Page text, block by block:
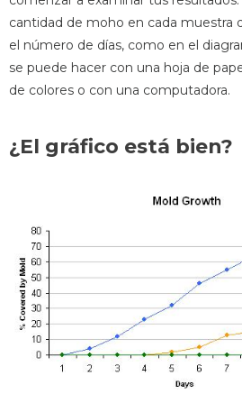
cantidad de moho en cada muestra
el número de días, como en el
se puede hacer con una hoja de
de colores o con una computadora.
¿El gráfico está bien?